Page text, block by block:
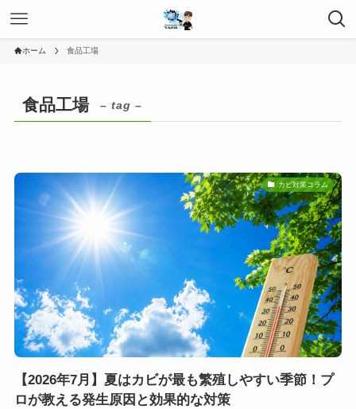
ホーム 食品工場
食品工場 – tag –
カビ対策コラム
【2026年7月】夏はカビが最も繁殖しやすい季節！プ
ロが教える発生原因と効果的な対策